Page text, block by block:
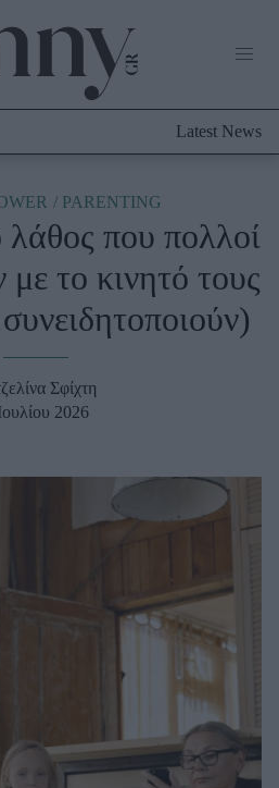
Latest News
PARENTING
λάθος που πολλοί
με το κινητό τους
Σφίχτη
2026